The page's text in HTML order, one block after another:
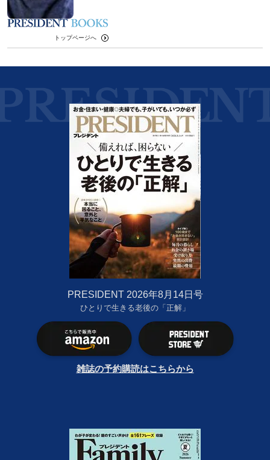
トップページへ
PRESIDENT 2026年8月14日号
ひとりで生きる老後の「正解」
雑誌の予約購読はこちらから